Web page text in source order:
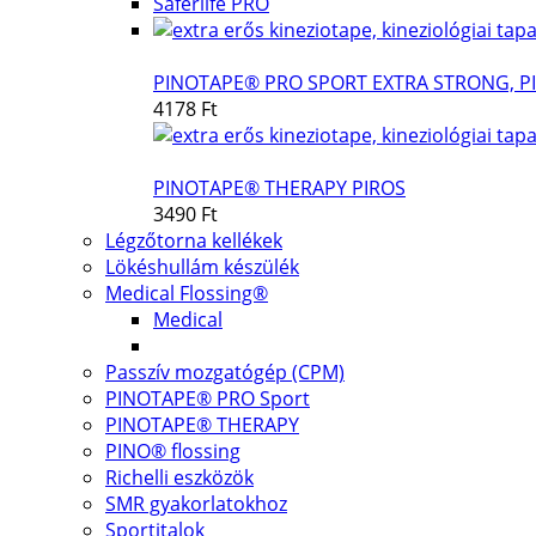
PINOTAPE® PRO SPORT EXTRA STRONG,
4178 Ft
PINOTAPE® THERAPY PIROS
3490 Ft
Légzőtorna kellékek
Lökéshullám készülék
Medical Flossing®
Medical
Passzív mozgatógép (CPM)
PINOTAPE® PRO Sport
PINOTAPE® THERAPY
PINO® flossing
Richelli eszközök
SMR gyakorlatokhoz
Sportitalok